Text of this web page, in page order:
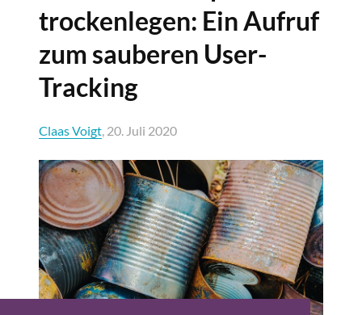
trockenlegen: Ein Aufruf
zum sauberen User-
Tracking
Claas Voigt, 20. Juli 2020